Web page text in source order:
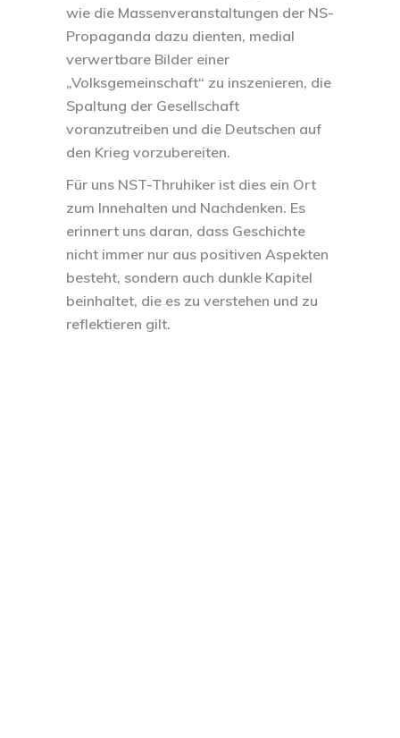
wie die Massenveranstaltungen der NS-
Propaganda dazu dienten, medial
verwertbare Bilder einer
„Volksgemeinschaft“ zu inszenieren, die
Spaltung der Gesellschaft
voranzutreiben und die Deutschen auf
den Krieg vorzubereiten.
Für uns NST-Thruhiker ist dies ein Ort
zum Innehalten und Nachdenken. Es
erinnert uns daran, dass Geschichte
nicht immer nur aus positiven Aspekten
besteht, sondern auch dunkle Kapitel
beinhaltet, die es zu verstehen und zu
reflektieren gilt.